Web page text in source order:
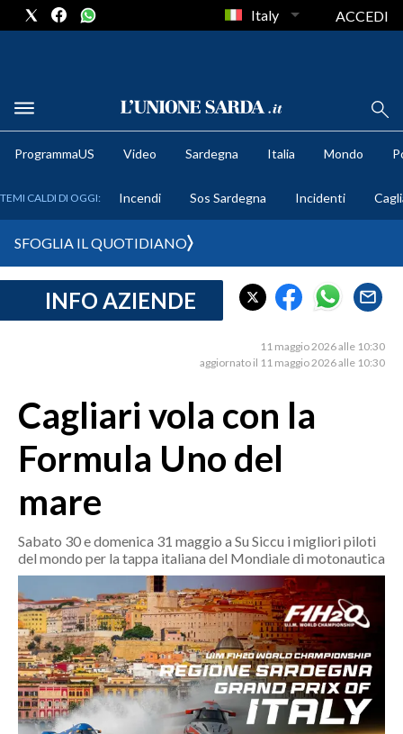
METEO
CRONACA SARDEGNA
MEDIO CAMPIDANO
ORISTANO E PROVINCIA
SASSARI E PROVINCIA
NUORO E PROVINCIA
OGLIASTRA
AGENDA
CRONACA
ITALIA
MONDO
POLITICA
Italy ACCEDI
ProgrammaUS Video Sardegna Italia Mondo
TEMI CALDI DI OGGI: Incendi Sos Sardegna Incidenti
SFOGLIA IL QUOTIDIANO
INFO AZIENDE
11 maggio 2026 alle 10:30
aggiornato il 11 maggio 2026 alle 10:30
Cagliari vola con la
Formula Uno del
mare
Sabato 30 e domenica 31 maggio a Su Siccu i migliori piloti
del mondo per la tappa italiana del Mondiale di motonautica